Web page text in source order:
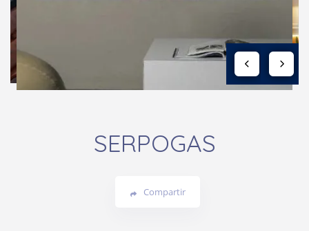
SERPOGAS
Compartir